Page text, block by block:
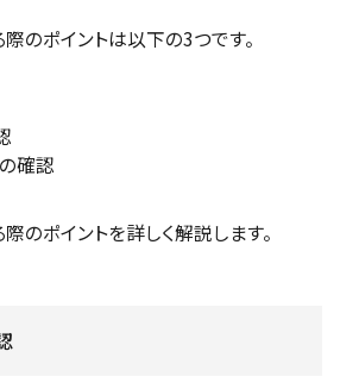
のポイントは以下の3つです。
確認
のポイントを詳しく解説します。